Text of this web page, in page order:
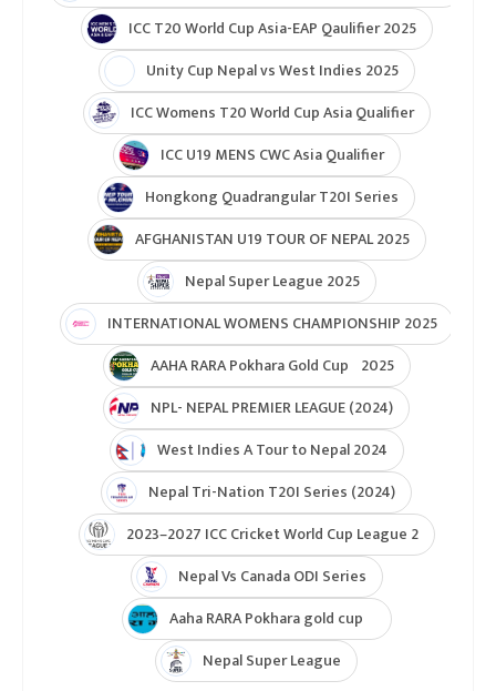
ICC T20 World Cup Asia-EAP Qaulifier 2025
Unity Cup Nepal vs West Indies 2025
ICC Womens T20 World Cup Asia Qualifier
ICC U19 MENS CWC Asia Qualifier
Hongkong Quadrangular T20I Series
AFGHANISTAN U19 TOUR OF NEPAL 2025
Nepal Super League 2025
INTERNATIONAL WOMENS CHAMPIONSHIP 2025
AAHA RARA Pokhara Gold Cup 2025
NPL- NEPAL PREMIER LEAGUE (2024)
West Indies A Tour to Nepal 2024
Nepal Tri-Nation T20I Series (2024)
2023–2027 ICC Cricket World Cup League 2
Nepal Vs Canada ODI Series
Aaha RARA Pokhara gold cup
Nepal Super League